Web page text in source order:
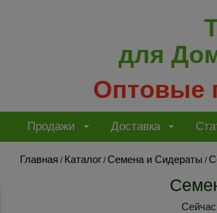
для
Оптовые
Продажи Доставка
Главная / Каталог /Семена и Сидераты /